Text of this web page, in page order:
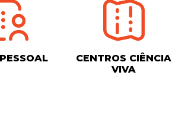
CENTROS CIÊNCIA
VIVA